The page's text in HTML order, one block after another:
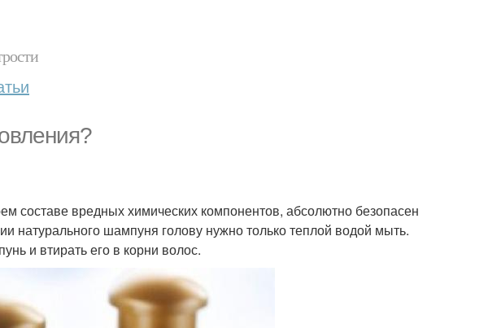
составе вредных химических компонентов, абсолютно безопасен
натурального шампуня голову нужно только теплой водой мыть.
и втирать его в корни волос.